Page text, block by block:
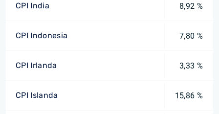
CPI India 8,92 %
CPI Indonesia 7,80 %
CPI Irlanda 3,33 %
CPI Islanda 15,86 %